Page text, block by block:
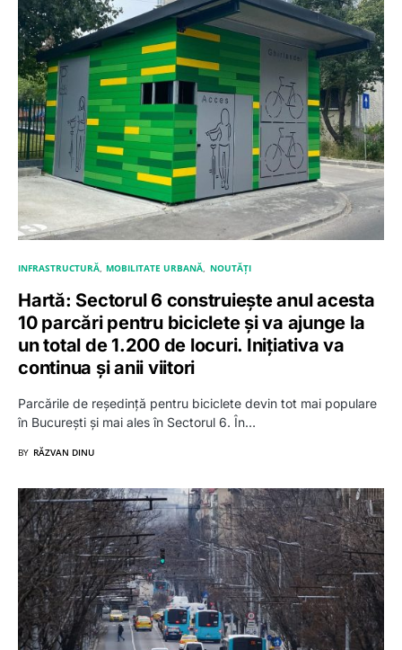
INFRASTRUCTURĂ MOBILITATE URBANĂ NOUTĂȚI
Hartă: Sectorul 6 construiește anul acesta
10 parcări pentru biciclete și va ajunge la
un total de 1.200 de locuri. Inițiativa va
continua și anii viitori
Parcările de reședință pentru biciclete devin tot mai populare
în București și mai ales în Sectorul 6. În…
BY RĂZVAN DINU